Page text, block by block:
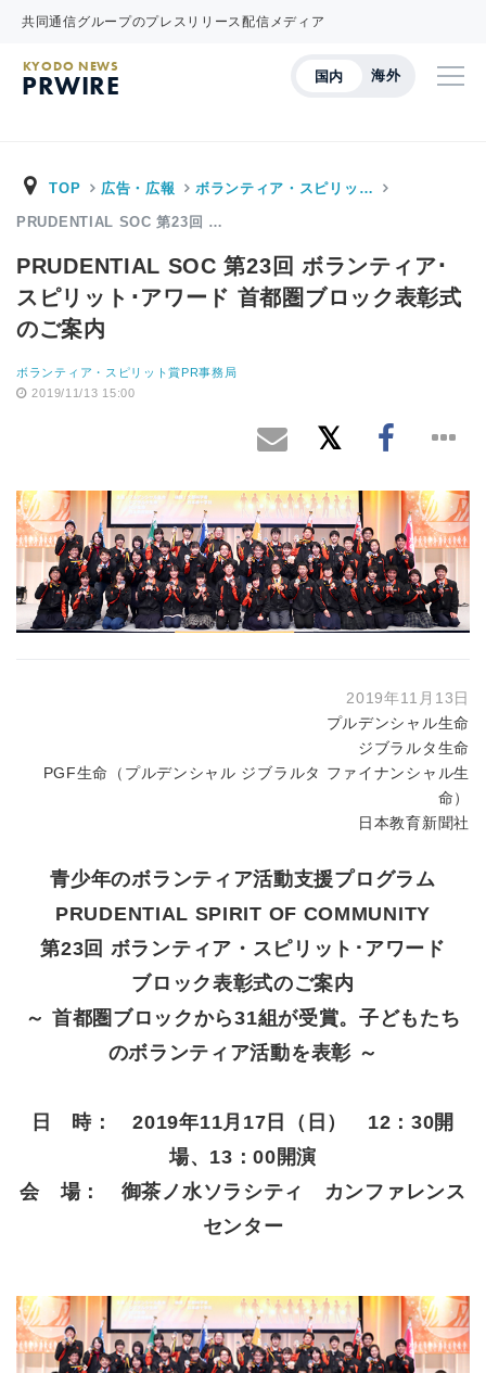
共同通信グループのプレスリリース配信メディア
国内 海外
KYODO NEWS
PRWIRE
TOP 広告・広報 ボランティア・スピリッ…
PRUDENTIAL SOC 第23回 …
PRUDENTIAL SOC 第23回 ボランティア･
スピリット･アワード 首都圏ブロック表彰式
のご案内
ボランティア・スピリット賞PR事務局
2019/11/13 15:00
2019年11月13日
プルデンシャル生命
ジブラルタ生命
PGF生命（プルデンシャル ジブラルタ ファイナンシャル生
命）
日本教育新聞社
青少年のボランティア活動支援プログラム
PRUDENTIAL SPIRIT OF COMMUNITY
第23回 ボランティア・スピリット･アワード
ブロック表彰式のご案内
～ 首都圏ブロックから31組が受賞。子どもたち
のボランティア活動を表彰 ～
日 時： 2019年11月17日（日） 12：30開
場、13：00開演
会 場： 御茶ノ水ソラシティ カンファレンス
センター